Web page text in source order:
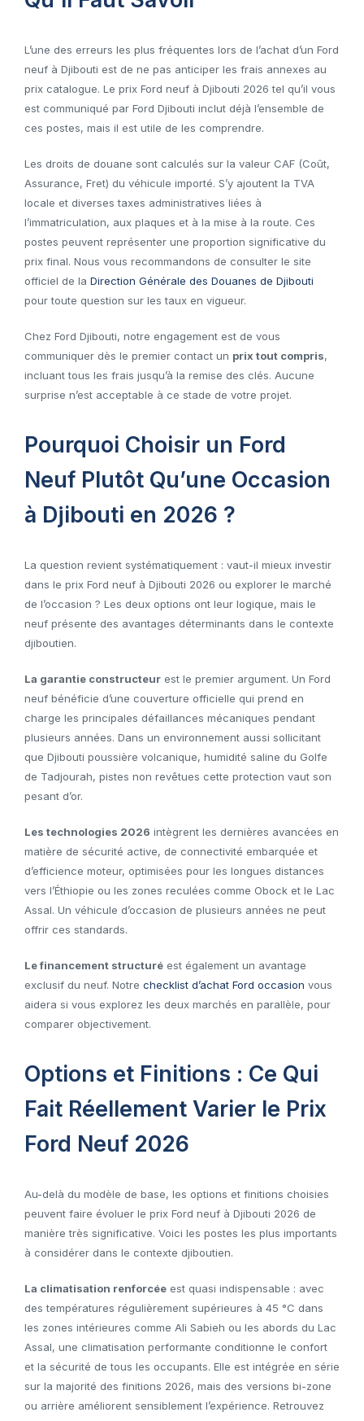
L’une des erreurs les plus fréquentes lors de l’achat d’un Ford
neuf à Djibouti est de ne pas anticiper les frais annexes au
prix catalogue. Le prix Ford neuf à Djibouti 2026 tel qu’il vous
est communiqué par Ford Djibouti inclut déjà l’ensemble de
ces postes, mais il est utile de les comprendre.
Les droits de douane sont calculés sur la valeur CAF (Coût,
Assurance, Fret) du véhicule importé. S’y ajoutent la TVA
locale et diverses taxes administratives liées à
l’immatriculation, aux plaques et à la mise à la route. Ces
postes peuvent représenter une proportion significative du
prix final. Nous vous recommandons de consulter le site
officiel de la Direction Générale des Douanes de Djibouti
pour toute question sur les taux en vigueur.
Chez Ford Djibouti, notre engagement est de vous
communiquer dès le premier contact un prix tout compris,
incluant tous les frais jusqu’à la remise des clés. Aucune
surprise n’est acceptable à ce stade de votre projet.
Pourquoi Choisir un Ford
Neuf Plutôt Qu’une Occasion
à Djibouti en 2026 ?
La question revient systématiquement : vaut-il mieux investir
dans le prix Ford neuf à Djibouti 2026 ou explorer le marché
de l’occasion ? Les deux options ont leur logique, mais le
neuf présente des avantages déterminants dans le contexte
djiboutien.
La garantie constructeur est le premier argument. Un Ford
neuf bénéficie d’une couverture officielle qui prend en
charge les principales défaillances mécaniques pendant
plusieurs années. Dans un environnement aussi sollicitant
que Djibouti poussière volcanique, humidité saline du Golfe
de Tadjourah, pistes non revêtues cette protection vaut son
pesant d’or.
Les technologies 2026 intègrent les dernières avancées en
matière de sécurité active, de connectivité embarquée et
d’efficience moteur, optimisées pour les longues distances
vers l’Éthiopie ou les zones reculées comme Obock et le Lac
Assal. Un véhicule d’occasion de plusieurs années ne peut
offrir ces standards.
Le financement structuré est également un avantage
exclusif du neuf. Notre checklist d’achat Ford occasion vous
aidera si vous explorez les deux marchés en parallèle, pour
comparer objectivement.
Options et Finitions : Ce Qui
Fait Réellement Varier le Prix
Ford Neuf 2026
Au-delà du modèle de base, les options et finitions choisies
peuvent faire évoluer le prix Ford neuf à Djibouti 2026 de
manière très significative. Voici les postes les plus importants
à considérer dans le contexte djiboutien.
La climatisation renforcée est quasi indispensable : avec
des températures régulièrement supérieures à 45 °C dans
les zones intérieures comme Ali Sabieh ou les abords du Lac
Assal, une climatisation performante conditionne le confort
et la sécurité de tous les occupants. Elle est intégrée en série
sur la majorité des finitions 2026, mais des versions bi-zone
ou arrière améliorent sensiblement l’expérience. Retrouvez